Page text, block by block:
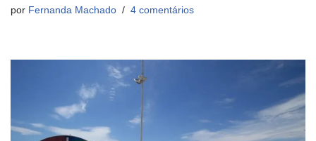
por Fernanda Machado 4 comentários